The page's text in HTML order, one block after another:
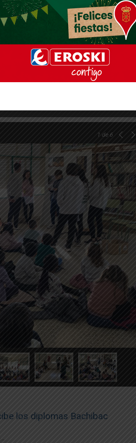
nuestro alumnado en el
acogida que ha tenido entre
Huertas Mayores.
todo el alumnado.
1 de 6
los diplomas Bachibac
--